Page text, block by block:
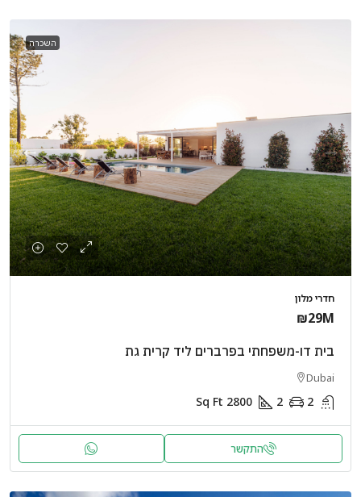
השכרה
חדרי מלון
₪29M
בית דו-משפחתי בפרברים ליד קרית גת
Dubai
2
2
2800
Sq Ft
התקשר